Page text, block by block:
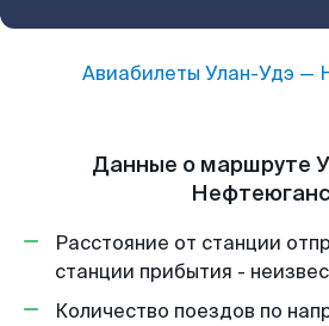
Авиабилеты Улан-Удэ —
Данные о маршруте
Расстояние от станции
станции прибытия -
Количество поездов по